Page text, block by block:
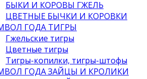
БЫКИ И КОРОВЫ ГЖЕЛЬ
ЦВЕТНЫЕ БЫЧКИ И КОРОВКИ
ГОДА ТИГРЫ
Гжельские тигры
Цветные тигры
Тигры-копилки, тигры-штофы
ГОДА ЗАЙЦЫ И КРОЛИКИ